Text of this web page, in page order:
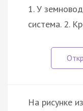
1. У
система. 2.
На рисунке